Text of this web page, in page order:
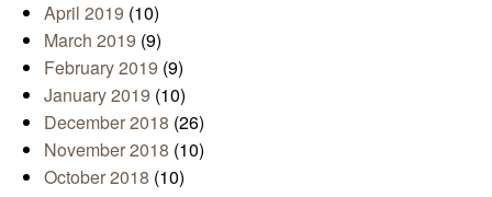
April 2019 (10)
March 2019 (9)
February 2019 (9)
January 2019 (10)
December 2018 (26)
November 2018 (10)
October 2018 (10)